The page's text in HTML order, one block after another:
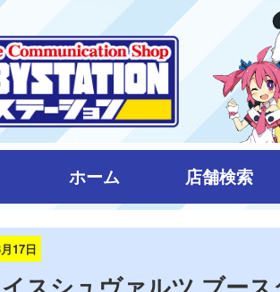
ホーム 店舗検索
17日